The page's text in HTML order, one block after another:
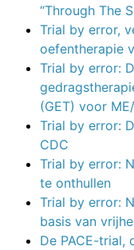
“Through The
Trial by error,
oefentherapie
Trial by error:
(GET) voor
Trial by error:
CDC
Trial by error:
te onthullen
Trial by error:
basis van
De PACE-trial,